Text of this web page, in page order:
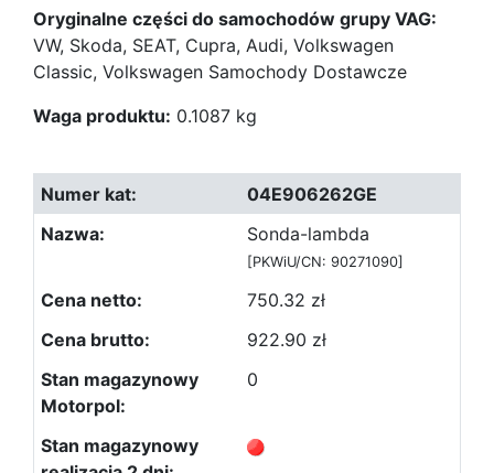
Oryginalne części do samochodów grupy VAG:
VW, Skoda, SEAT, Cupra, Audi, Volkswagen
Classic, Volkswagen Samochody Dostawcze
Waga produktu: 0.1087 kg
04E906262GE
Sonda-lambda
[PKWiU/CN: 90271090]
750.32 zł
922.90 zł
0